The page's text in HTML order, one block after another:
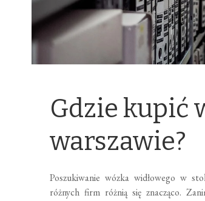
Gdzie kupić
warszawie?
Poszukiwanie wózka widłowego w
różnych firm różnią się znacząco.